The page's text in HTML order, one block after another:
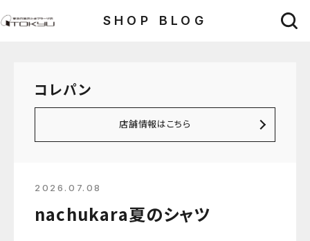
SHOP BLOG
コレパン
店舗情報はこちら
2026.07.08
nachukara夏のシャツ